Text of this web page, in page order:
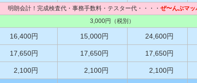
明朗会計！完成検査代・事務手数料・テスター代・・・・ ぜ〜んぶマッ
3,000円（税別）
16,400円 15,000円 24,600円
17,650円 17,650円 17,650円
2,100円 2,100円 2,100円